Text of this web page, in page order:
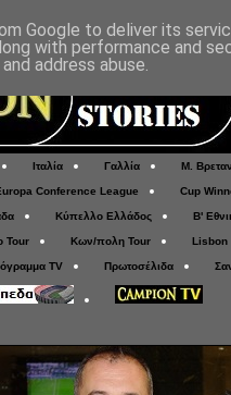
Ιταλία Γαλλία Μ.
Conference League Cup
Κύπελλο Ελλάδος Β'
Tour Κων/πολη Tour Lisbon
TV Πρωτοσέλιδα
Google to deliver its
with performance and
address abuse.